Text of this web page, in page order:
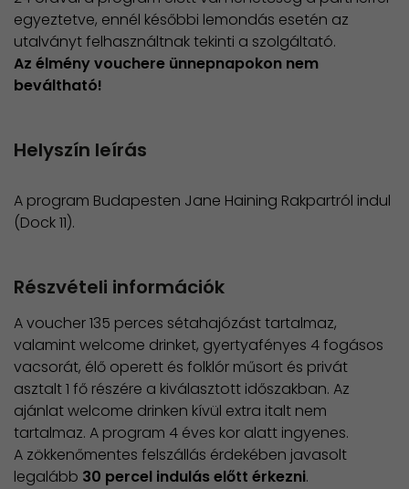
egyeztetve, ennél későbbi lemondás esetén az
utalványt felhasználtnak tekinti a szolgáltató.​
Az élmény vouchere ünnepnapokon nem
beváltható!
Helyszín leírás
A program Budapesten Jane Haining Rakpartról indul
(Dock 11).
Részvételi információk
A voucher 135 perces sétahajózást tartalmaz,
valamint welcome drinket, gyertyafényes 4 fogásos
vacsorát, élő operett és folklór műsort és privát
asztalt 1 fő részére a kiválasztott időszakban. ​Az
ajánlat welcome drinken kívül extra italt nem
tartalmaz. A program 4 éves kor alatt ingyenes.
​A zökkenőmentes felszállás érdekében javasolt
legalább 30 percel indulás előtt érkezni.